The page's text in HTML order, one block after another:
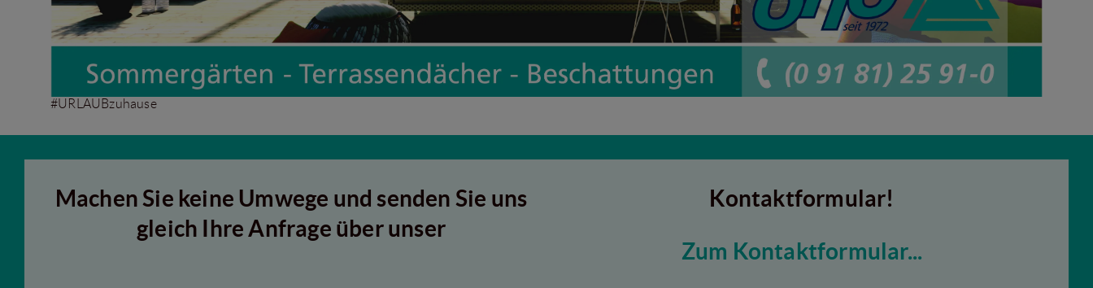
#URLAUBzuhause
Machen Sie keine Umwege und senden Sie uns
gleich Ihre Anfrage über unser
Kontaktformular!
Zum Kontaktformular...